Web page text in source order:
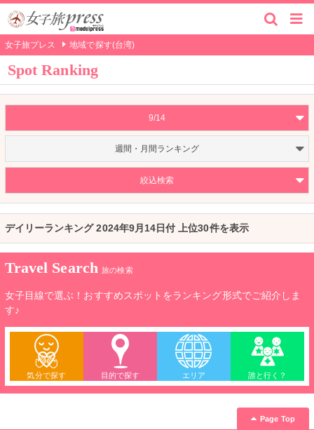
女子旅プレス 地域で探す(台湾)
Spot Ranking
9/14
週間・月間ランキング
絞込検索
デイリーランキング 2024年9月14日付 上位30件を表示
Travel Search 旅の検索
女子目線で選ぶ！おすすめスポットをランキング形式でご紹介しま
す♪
気分で探す 目的で探す エリア 誰と行く？
Page Top